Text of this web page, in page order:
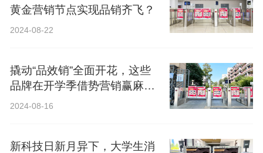
黄金营销节点实现品销齐飞？
2024-08-22
撬动“品效销”全面开花，这些
品牌在开学季借势营销赢麻
了！
2024-08-16
新科技日新月异下，大学生消